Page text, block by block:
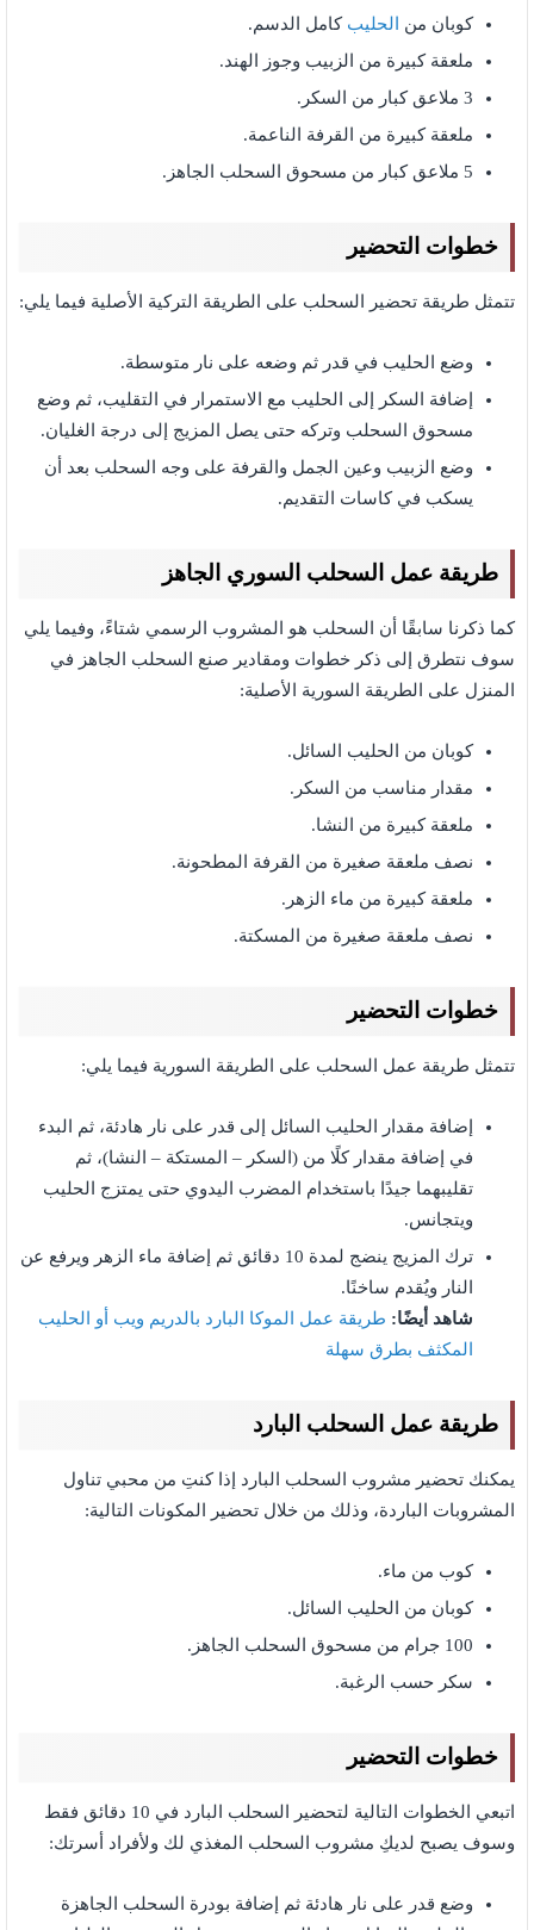
كوبان من
الحليب كامل الدسم.
ملعقة كبيرة من الزبيب وجوز الهند.
3 ملاعق كبار من السكر.
ملعقة كبيرة من القرفة الناعمة.
5 ملاعق كبار من مسحوق السحلب الجاهز.
خطوات التحضير
تتمثل طريقة تحضير السحلب على الطريقة التركية الأصلية فيما يلي:
وضع الحليب في قدر ثم وضعه على نار متوسطة.
إضافة السكر إلى الحليب مع الاستمرار في التقليب، ثم وضع
مسحوق السحلب وتركه حتى يصل المزيج إلى درجة الغليان.
وضع الزبيب وعين الجمل والقرفة على وجه السحلب بعد أن
يسكب في كاسات التقديم.
طريقة عمل السحلب السوري الجاهز
كما ذكرنا سابقًا أن السحلب هو المشروب الرسمي شتاءً، وفيما يلي
سوف نتطرق إلى ذكر خطوات ومقادير صنع السحلب الجاهز في
المنزل على الطريقة السورية الأصلية:
كوبان من الحليب السائل.
مقدار مناسب من السكر.
ملعقة كبيرة من النشا.
نصف ملعقة صغيرة من القرفة المطحونة.
ملعقة كبيرة من ماء الزهر.
نصف ملعقة صغيرة من المسكتة.
خطوات التحضير
تتمثل طريقة عمل السحلب على الطريقة السورية فيما يلي:
إضافة مقدار الحليب السائل إلى قدر على نار هادئة، ثم البدء
في إضافة مقدار كلًا من (السكر – المستكة – النشا)، ثم
تقليبهما جيدًا باستخدام المضرب اليدوي حتى يمتزج الحليب
ويتجانس.
ترك المزيج ينضج لمدة 10 دقائق ثم إضافة ماء الزهر ويرفع عن
النار ويُقدم ساخنًا.
شاهد أيضًا: طريقة عمل الموكا البارد بالدريم ويب أو الحليب
المكثف بطرق سهلة
طريقة عمل السحلب البارد
يمكنك تحضير مشروب السحلب البارد إذا كنتِ من محبي تناول
المشروبات الباردة، وذلك من خلال تحضير المكونات التالية:
كوب من ماء.
كوبان من الحليب السائل.
100 جرام من مسحوق السحلب الجاهز.
سكر حسب الرغبة.
خطوات التحضير
اتبعي الخطوات التالية لتحضير السحلب البارد في 10 دقائق فقط
وسوف يصبح لديكِ مشروب السحلب المغذي لك ولأفراد أسرتك:
وضع قدر على نار هادئة ثم إضافة بودرة السحلب الجاهزة